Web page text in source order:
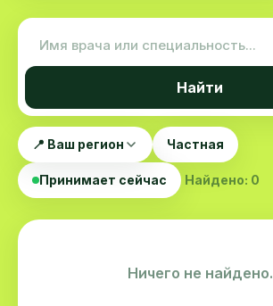
Найти
📍 Ваш регион Частная
Принимает сейчас Найдено: 0
Ничего не найдено.